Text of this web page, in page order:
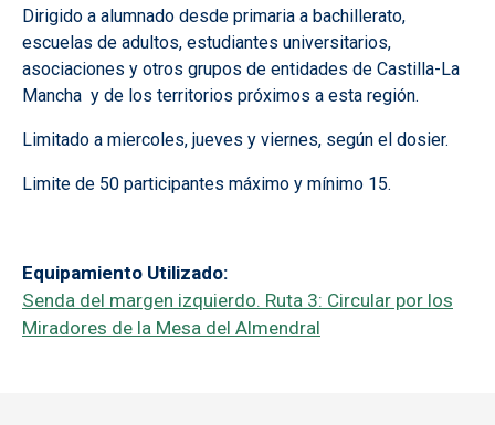
Dirigido a alumnado desde primaria a bachillerato,
escuelas de adultos, estudiantes universitarios,
asociaciones y otros grupos de entidades de Castilla-La
Mancha y de los territorios próximos a esta región.
Limitado a miercoles, jueves y viernes, según el dosier.
Limite de 50 participantes máximo y mínimo 15.
Equipamiento Utilizado
Senda del margen izquierdo. Ruta 3: Circular por los
Miradores de la Mesa del Almendral